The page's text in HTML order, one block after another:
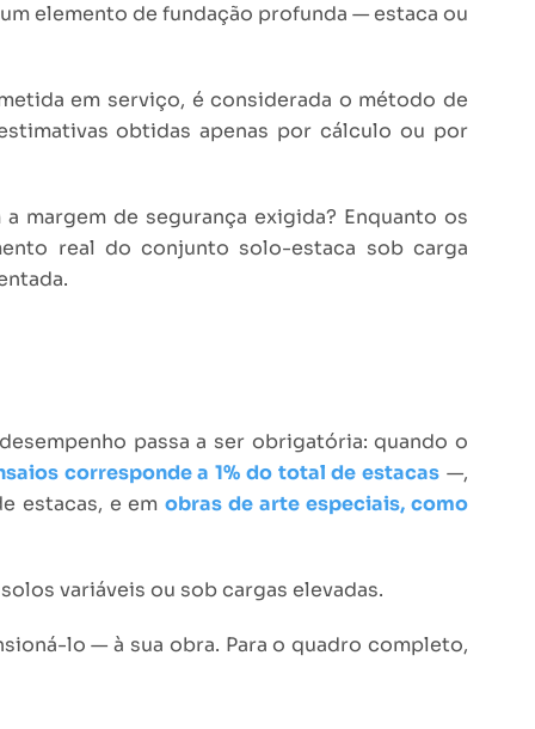
elemento de fundação profunda — estaca ou
em serviço, é considerada o método de
obtidas apenas por cálculo ou por
margem de segurança exigida? Enquanto os
real do conjunto solo-estaca sob carga
passa a ser obrigatória: quando o
corresponde a 1% do total de estacas —,
estacas, e emobras de arte especiais, como
variáveis ou sob cargas elevadas.
lo — à sua obra. Para o quadro completo,